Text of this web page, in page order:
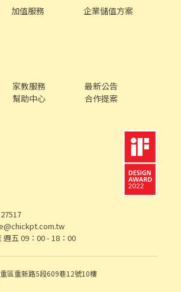
加值服務
企業儲值方案
家教服務
最新公告
幫助中心 合作提案
週五 09：00 - 18：00
區重新路5段609巷12號10樓